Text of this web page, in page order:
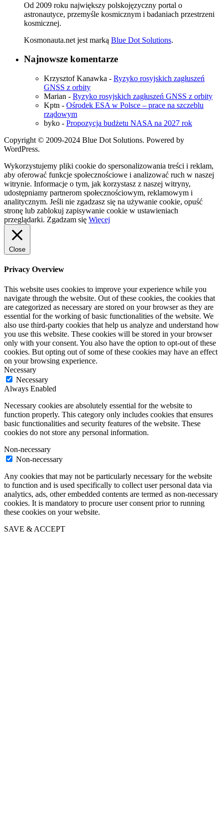
Od 2009 roku największy polskojęzyczny portal o
astronautyce, przemyśle kosmicznym i badaniach przestrzeni
kosmicznej.
Kosmonauta.net jest marką Blue Dot Solutions.
Najnowsze komentarze
Krzysztof Kanawka - Ryzyko rosyjskich zagłuszeń
GNSS z orbity
Marian - Ryzyko rosyjskich zagłuszeń GNSS z orbity
Kptn - Ośrodek ESA w Polsce – prace na szczeblu
rządowym
byko - Propozycja budżetu NASA na 2027 rok
Copyright © 2009-2024 Blue Dot Solutions. Powered by
WordPress.
Wykorzystujemy pliki cookie do spersonalizowania treści i reklam,
aby oferować funkcje społecznościowe i analizować ruch w naszej
witrynie. Informacje o tym, jak korzystasz z naszej witryny,
udostępniamy partnerom społecznościowym, reklamowym i
analitycznym. Jeśli nie zgadzasz się na używanie cookie, opuść
stronę lub zablokuj zapisywanie cookie w ustawieniach
przeglądarki. Zgadzam się Więcej
Close
Privacy Overview
This website uses cookies to improve your experience while you
navigate through the website. Out of these cookies, the cookies that
are categorized as necessary are stored on your browser as they are
essential for the working of basic functionalities of the website. We
also use third-party cookies that help us analyze and understand how
you use this website. These cookies will be stored in your browser
only with your consent. You also have the option to opt-out of these
cookies. But opting out of some of these cookies may have an effect
on your browsing experience.
Necessary
Necessary
Always Enabled
Necessary cookies are absolutely essential for the website to
function properly. This category only includes cookies that ensures
basic functionalities and security features of the website. These
cookies do not store any personal information.
Non-necessary
Non-necessary
Any cookies that may not be particularly necessary for the website
to function and is used specifically to collect user personal data via
analytics, ads, other embedded contents are termed as non-necessary
cookies. It is mandatory to procure user consent prior to running
these cookies on your website.
SAVE & ACCEPT